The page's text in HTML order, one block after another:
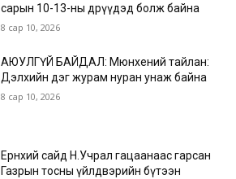
сарын 10-13-ны өдрүүдэд болж байна
8 сар 10, 2026
АЮУЛГҮЙ БАЙДАЛ: Мюнхений тайлан:
Дэлхийн дэг журам нуран унаж байна
8 сар 10, 2026
Ерөнхий сайд Н.Учрал гацаанаас гарсан
Газрын тосны үйлдвэрийн бүтээн